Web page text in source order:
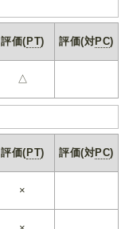
評価( PT) 評価(対PC)
△
評価( PT) 評価(対PC)
×